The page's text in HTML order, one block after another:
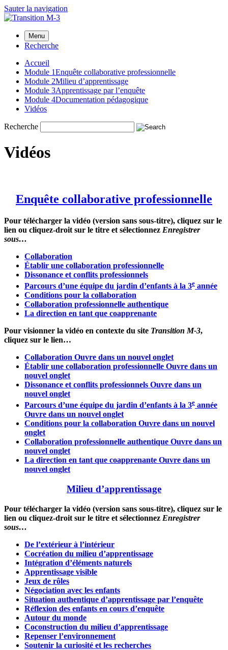
Sauter la navigation
Menu
Recherche
Accueil
Module 1Enquête collaborative professionnelle
Module 2Milieu d’apprentissage
Module 3Apprentissage par l’enquête
Module 4Documentation pédagogique
Vidéos
Recherche
Vidéos
Enquête collaborative professionnelle
Pour télécharger la vidéo (version sans sous-titre), cliquez sur le
lien ou cliquez-droit sur le titre et sélectionnez Enregistrer
sous…
Collaboration
Établir une collaboration professionnelle
Dissonance et conflits professionnels
Parcours d’une équipe du jardin d’enfants à la 3e année
Conditions pour la collaboration
Collaboration professionnelle authentique
La direction en tant que coapprenante
Pour visionner la vidéo en contexte du site Transition M-3,
cliquez sur le lien…
Collaboration Ouvre dans un nouvel onglet
Établir une collaboration professionnelle Ouvre dans un
nouvel onglet
Dissonance et conflits professionnels Ouvre dans un
nouvel onglet
Parcours d’une équipe du jardin d’enfants à la 3e année
Ouvre dans un nouvel onglet
Conditions pour la collaboration Ouvre dans un nouvel
onglet
Collaboration professionnelle authentique Ouvre dans un
nouvel onglet
La direction en tant que coapprenante Ouvre dans un
nouvel onglet
Milieu d’apprentissage
Pour télécharger la vidéo (version sans sous-titre), cliquez sur le
lien ou cliquez-droit sur le titre et sélectionnez Enregistrer
sous…
De l’extérieur à l’intérieur
Cocréation du milieu d’apprentissage
Intégration d’éléments naturels
Apprentissage visible
Jeux de rôles
Négociation avec les enfants
Situation authentique d’apprentissage par l’enquête
Réflexion des enfants en cours d’enquête
Autour du monde
Coconstruction du milieu d’apprentissage
Repenser l’environnement
Soutenir la curiosité et les recherches